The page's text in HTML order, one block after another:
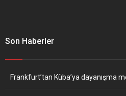
Son Haberler
Frankfurt’tan Küba’ya dayanışma